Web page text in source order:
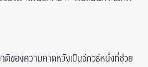
ติของความคาดหวังเป็นอีกวิธีหนึ่งที่ช่วย